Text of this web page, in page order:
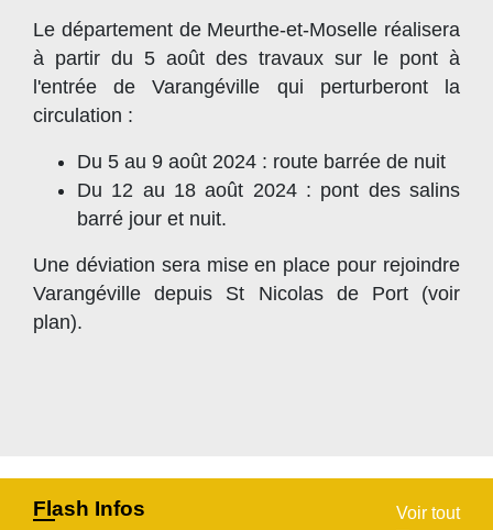
Le département de Meurthe-et-Moselle réalisera
à partir du 5 août des travaux sur le pont à
l'entrée de Varangéville qui perturberont la
circulation :
Du 5 au 9 août 2024 : route barrée de nuit
Du 12 au 18 août 2024 : pont des salins
barré jour et nuit.
Une déviation sera mise en place pour rejoindre
Varangéville depuis St Nicolas de Port (voir
plan).
Flash Infos Voir tout